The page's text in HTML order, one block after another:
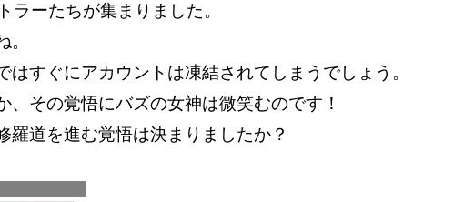
ーたちが集まりました。
すぐにアカウントは凍結されてしまうでしょう。
その覚悟にバズの女神は微笑むのです！
道を進む覚悟は決まりましたか？